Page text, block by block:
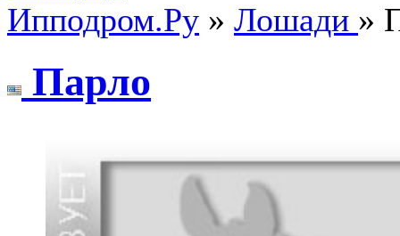
Ипподром.Ру » Лошади »
Пaрло